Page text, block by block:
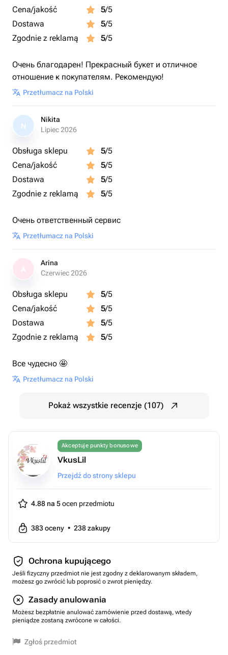
Cena/jakość 5/5
Dostawa
5/5
Zgodnie z reklamą
5/5
Очень благодарен! Прекрасный букет и отличное
отношение к покупателям. Рекомендую!
Przetłumacz na Polski
N
Nikita
Lipiec 2026
Obsługa sklepu 5/5
Cena/jakość
5/5
Dostawa
5/5
Zgodnie z reklamą
5/5
Очень ответственный сервис
Przetłumacz na Polski
Arina
Czerwiec 2026
Obsługa sklepu 5/5
Cena/jakość
5/5
Dostawa
5/5
Zgodnie z reklamą
5/5
Все чудесно 🤩
Przetłumacz na Polski
Pokaż wszystkie recenzje (107)
Akceptuje punkty bonusowe
VkusLil
Przejdź do strony sklepu
4.88 na 5ocen przedmiotu
383oceny • 238zakupy
Ochrona kupującego
Jeśli fizyczny przedmiot nie jest zgodny z deklarowanym składem,
możesz go zwrócić lub poprosić o zwrot pieniędzy.
Zasady anulowania
Możesz bezpłatnie anulować zamówienie przed dostawą, wtedy
pieniądze zostaną zwrócone w całości.
Zgłoś przedmiot